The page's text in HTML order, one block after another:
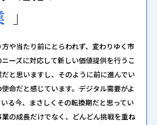
」
や当たり前にとらわれず、変わりゆく市
ーズに対応して新しい価値提供を行うこ
と思いますし、そのように前に進んでい
命だと感じています。デジタル需要がよ
る今、まさしくその転換期だと思ってい
業の成長だけでなく、どんどん挑戦を重ね